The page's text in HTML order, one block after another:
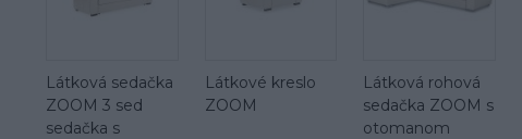
Látková sedačka
ZOOM 3 sed
sedačka s
Látkové kreslo
ZOOM
Látková rohová
sedačka ZOOM s
otomanom